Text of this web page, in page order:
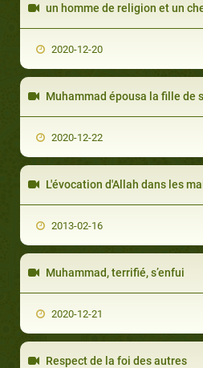
un homme de religion et un
2020-12-20
Muhammad épousa la fille de son
2020-12-22
L'évocation d'Allah dans les
2013-02-16
Muhammad, terrifié, s’enfui
2020-12-21
Respect de la foi des autres